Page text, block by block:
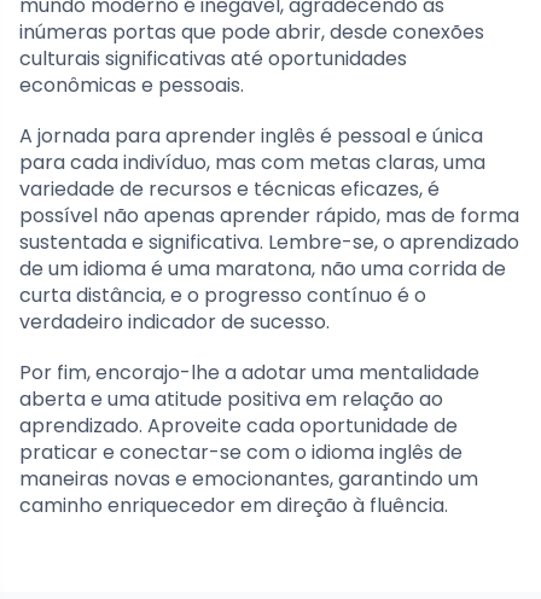
inúmeras portas que pode abrir, desde conexões
culturais significativas até oportunidades
econômicas e pessoais.
A jornada para aprender inglês é pessoal e única
para cada indivíduo, mas com metas claras, uma
variedade de recursos e técnicas eficazes, é
possível não apenas aprender rápido, mas de forma
sustentada e significativa. Lembre-se, o aprendizado
de um idioma é uma maratona, não uma corrida de
curta distância, e o progresso contínuo é o
verdadeiro indicador de sucesso.
Por fim, encorajo-lhe a adotar uma mentalidade
aberta e uma atitude positiva em relação ao
aprendizado. Aproveite cada oportunidade de
praticar e conectar-se com o idioma inglês de
maneiras novas e emocionantes, garantindo um
caminho enriquecedor em direção à fluência.